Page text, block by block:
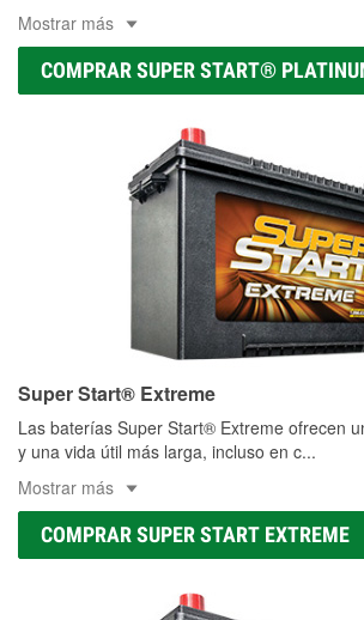
Mostrar más
COMPRAR SUPER START®
Super Start® Extreme
Las baterías Super Start® Extreme ofrecen
y una vida útil más larga, incluso en c...
Mostrar más
COMPRAR SUPER START EXTREME